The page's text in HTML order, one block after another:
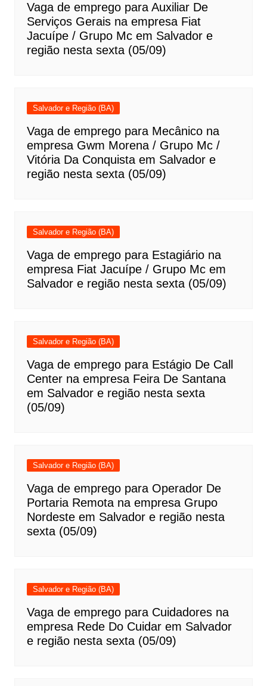
Vaga de emprego para Auxiliar De
Serviços Gerais na empresa Fiat
Jacuípe / Grupo Mc em Salvador e
região nesta sexta (05/09)
Salvador e Região (BA)
Vaga de emprego para Mecânico na
empresa Gwm Morena / Grupo Mc /
Vitória Da Conquista em Salvador e
região nesta sexta (05/09)
Salvador e Região (BA)
Vaga de emprego para Estagiário na
empresa Fiat Jacuípe / Grupo Mc em
Salvador e região nesta sexta (05/09)
Salvador e Região (BA)
Vaga de emprego para Estágio De Call
Center na empresa Feira De Santana
em Salvador e região nesta sexta
(05/09)
Salvador e Região (BA)
Vaga de emprego para Operador De
Portaria Remota na empresa Grupo
Nordeste em Salvador e região nesta
sexta (05/09)
Salvador e Região (BA)
Vaga de emprego para Cuidadores na
empresa Rede Do Cuidar em Salvador
e região nesta sexta (05/09)